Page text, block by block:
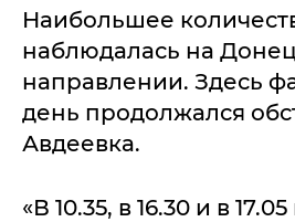
Наибольшее
наблюдалась на
направлении. Здесь
день продолжался
Авдеевка.
«В 10.35, в 16.30 и в